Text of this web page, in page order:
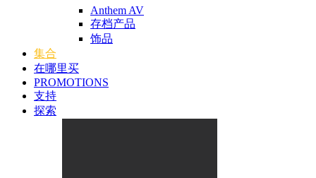
Anthem AV
存档产品
饰品
集合
在哪里买
PROMOTIONS
支持
探索